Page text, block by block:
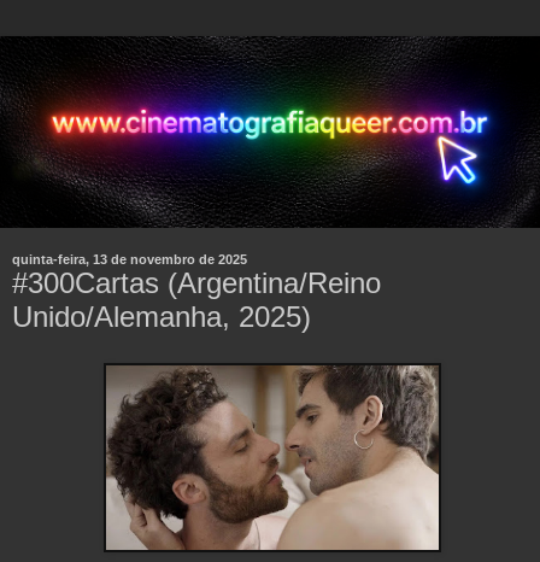
quinta-feira, 13 de novembro de 2025
#300Cartas (Argentina/Reino
Unido/Alemanha, 2025)